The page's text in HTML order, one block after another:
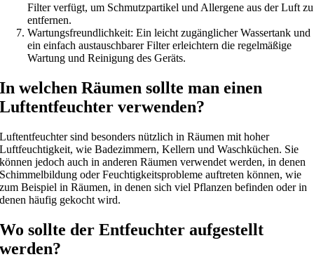
Filter verfügt, um Schmutzpartikel und Allergene aus der Luft zu
entfernen.
Wartungsfreundlichkeit: Ein leicht zugänglicher Wassertank und
ein einfach austauschbarer Filter erleichtern die regelmäßige
Wartung und Reinigung des Geräts.
In welchen Räumen sollte man einen
Luftentfeuchter verwenden?
Luftentfeuchter sind besonders nützlich in Räumen mit hoher
Luftfeuchtigkeit, wie Badezimmern, Kellern und Waschküchen. Sie
können jedoch auch in anderen Räumen verwendet werden, in denen
Schimmelbildung oder Feuchtigkeitsprobleme auftreten können, wie
zum Beispiel in Räumen, in denen sich viel Pflanzen befinden oder in
denen häufig gekocht wird.
Wo sollte der Entfeuchter aufgestellt
werden?